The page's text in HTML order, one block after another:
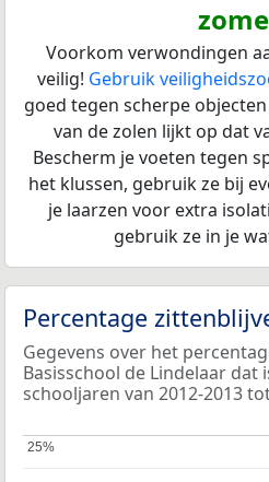
Voorkom verwondingen
veilig! Gebruik
goed tegen scherpe
van de zolen lijkt op dat
Bescherm je voeten tegen
het klussen, gebruik ze bij
je laarzen voor extra
gebruik ze in je
Percentage
Gegevens over het
Basisschool de Lindelaar
schooljaren van 2012-2013
25%
25%